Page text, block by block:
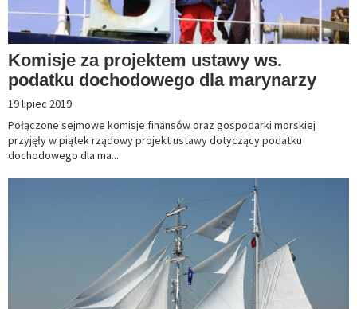
Komisje za projektem ustawy ws.
podatku dochodowego dla marynarzy
19 lipiec 2019
Połączone sejmowe komisje finansów oraz gospodarki morskiej
przyjęły w piątek rządowy projekt ustawy dotyczący podatku
dochodowego dla ma...